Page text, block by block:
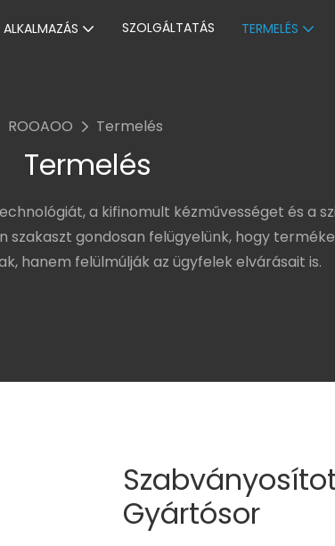
ALKALMAZÁS SZOLGÁLTATÁS TERMELÉS
ROOAOO Termelés
Termelés
a kifinomult kézművességet és a
gondosan felügyelünk, hogy
hanem felülmúlják az ügyfelek elvárásait is.
Gyártósor